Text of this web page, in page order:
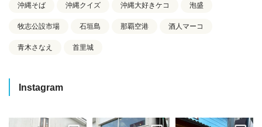
沖縄そば 沖縄クイズ 沖縄大好きケコ 泡盛
牧志公設市場 石垣島 那覇空港 酒人マーコ
青木さなえ 首里城
Instagram